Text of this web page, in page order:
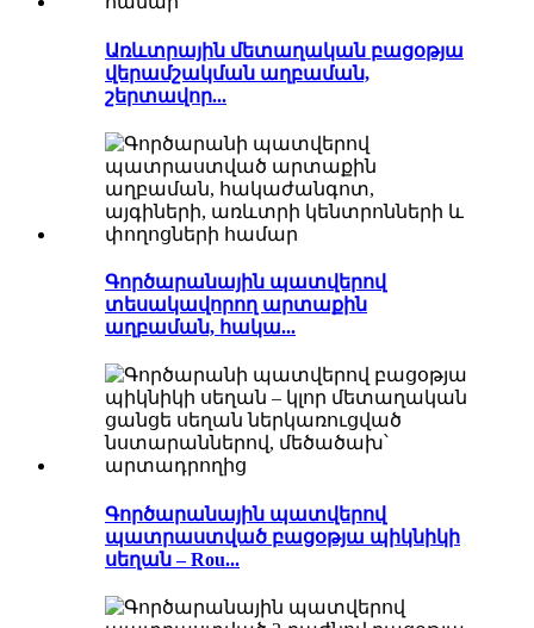
Առևտրային մետաղական բացօթյա
վերամշակման աղբաման,
շերտավոր...
Գործարանային պատվերով
տեսակավորող արտաքին
աղբաման, հակա...
Գործարանային պատվերով
պատրաստված բացօթյա պիկնիկի
սեղան – Rou...